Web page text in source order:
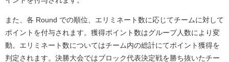
また、各 Round での順位、エリミネート数に応じてチームに対して
ポイントを付与されます。獲得ポイント数はグループ⼈数により変
動。エリミネート数についてはチーム内の総計にてポイント獲得を
判定されます。決勝⼤会ではブロック代表決定戦を勝ち抜いたチー